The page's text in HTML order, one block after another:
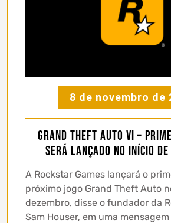
8 de novembro de
Grand Theft Auto VI –
será lançado no início de
A Rockstar Games lançará o
próximo jogo Grand Theft Auto
dezembro, disse o fundador da
Sam Houser, em uma